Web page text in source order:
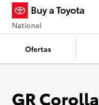
Ofertas
National
GR Corolla